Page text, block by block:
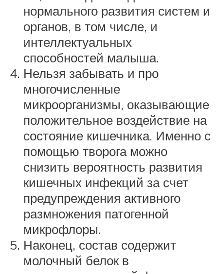
нормального развития систем и
органов, в том числе, и
интеллектуальных
способностей малыша.
Нельзя забывать и про
многочисленные
микроорганизмы, оказывающие
положительное воздействие на
состояние кишечника. Именно с
помощью творога можно
снизить вероятность развития
кишечных инфекций за счет
предупреждения активного
размножения патогенной
микрофлоры.
Наконец, состав содержит
молочный белок в